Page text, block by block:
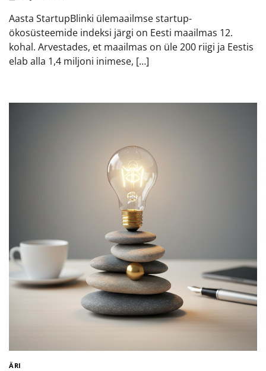
Aasta StartupBlinki ülemaailmse startup-
ökosüsteemide indeksi järgi on Eesti maailmas 12.
kohal. Arvestades, et maailmas on üle 200 riigi ja Eestis
elab alla 1,4 miljoni inimese, […]
ÄRI